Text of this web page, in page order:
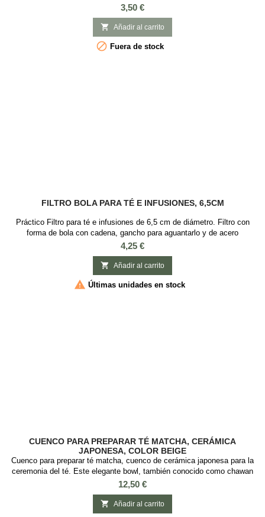
guardar té o infusiones, es cuadrada con tapa a presión y con Medidas:
6 x 6 x 8 cm.
Precio
3,50 €
 Añadir al carrito
 Fuera de stock
FILTRO BOLA PARA TÉ E INFUSIONES, 6,5CM
Práctico Filtro para té e infusiones de 6,5 cm de diámetro. Filtro con
forma de bola con cadena, gancho para aguantarlo y de acero
inoxidable. Es un utensilio básico para iniciarse en el mundo del té ya
que se puede usar con cualquier baso o taza para el té o infusión. Es
ideal para té e infusiones, que requieran que sus hojas o elementos
tengan espacio...
Precio
4,25 €
 Añadir al carrito
 Últimas unidades en stock
CUENCO PARA PREPARAR TÉ MATCHA, CERÁMICA
JAPONESA, COLOR BEIGE
Cuenco para preparar té matcha, cuenco de cerámica japonesa para la
ceremonia del té. Este elegante bowl, también conocido como chawan
es ideal para preparar el té matcha y hacer la tradicional ceremonia del
té japonesa. Material: Cerámica Capacidad: 300ml Medidas: 7 cm
diámetro x 13 cm alto. 2 Modelos. Contenido: Cuenco de cerámica
japonesa para té...
Precio
12,50 €
 Añadir al carrito